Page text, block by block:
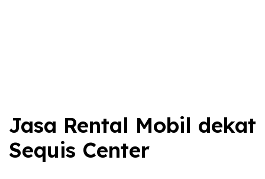
Jasa Rental Mobil dekat
Sequis Center